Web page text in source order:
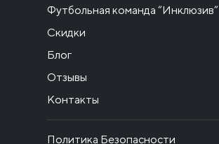
Футбольная команда “Инклюзив”
Скидки
Блог
Отзывы
Контакты
Политика Безопасности